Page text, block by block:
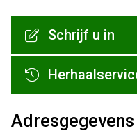
Schrijf u in
Adresgegevens